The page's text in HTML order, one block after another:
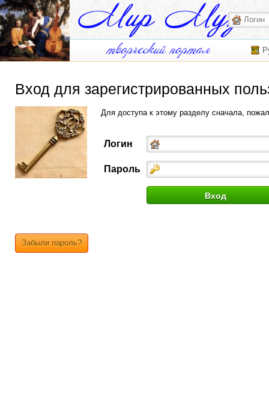
Вход для зарегистрированных
Для доступа к этому разделу сначала,
Логин
Пароль
Забыли пароль?